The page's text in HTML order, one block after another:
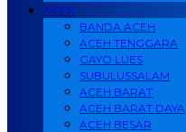
ACEH
BANDA ACEH
ACEH TENGGARA
GAYO LUES
SUBULUSSALAM
ACEH BARAT
ACEH BARAT DAYA
ACEH BESAR